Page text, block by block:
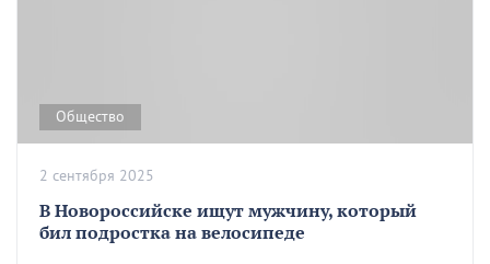
Общество
В Новороссийске ищут мужчину, который
бил подростка на велосипеде
2 сентября 2025